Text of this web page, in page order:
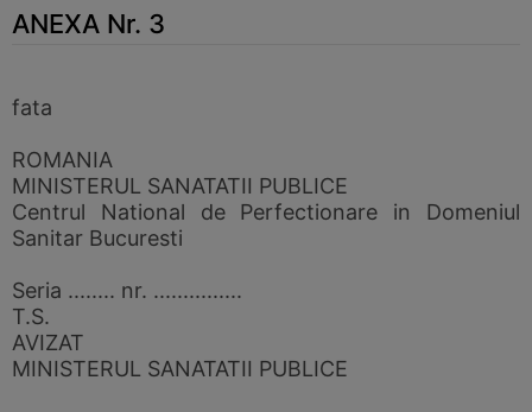
ANEXA Nr. 3
fata
ROMANIA
MINISTERUL SANATATII PUBLICE
Centrul National de Perfectionare in Domeniul
Sanitar Bucuresti
Seria ........ nr. ...............
T.S.
AVIZAT
MINISTERUL SANATATII PUBLICE